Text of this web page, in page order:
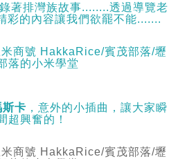
著排灣族故事........透過導覽老
彩的內容讓我們欲罷不能.......
卡 ，意外的小插曲，讓大家瞬
超興奮的！